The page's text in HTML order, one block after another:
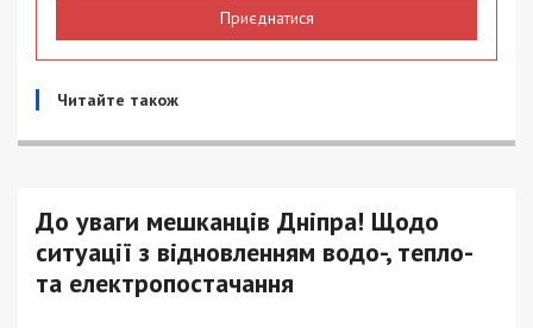
Приєднатися
Читайте також
До уваги мешканців Дніпра! Щодо
ситуації з відновленням водо-, тепло-
та електропостачання